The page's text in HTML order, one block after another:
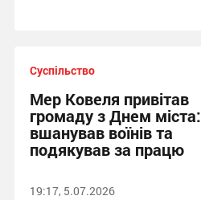
Суспільство
Мер Ковеля привітав
громаду з Днем міста:
вшанував воїнів та
подякував за працю
19:17, 5.07.2026